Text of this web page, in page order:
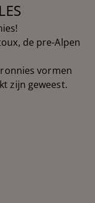
de pre-Alpen
vormen
zijn geweest.